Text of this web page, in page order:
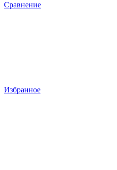
Сравнение
Избранное